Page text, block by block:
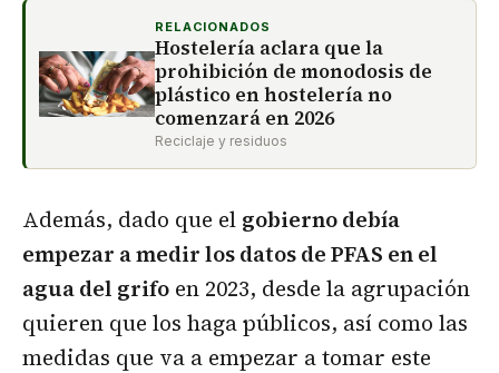
RELACIONADOS
Hostelería aclara que la
prohibición de monodosis de
plástico en hostelería no
comenzará en 2026
Reciclaje y residuos
Además, dado que el gobierno debía
empezar a medir los datos de PFAS en el
agua del grifo en 2023, desde la agrupación
quieren que los haga públicos, así como las
medidas que va a empezar a tomar este